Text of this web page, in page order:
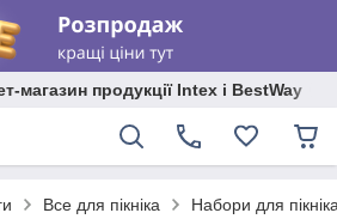
магазин продукції Intex і BestWay
Все для пікніка Набори для